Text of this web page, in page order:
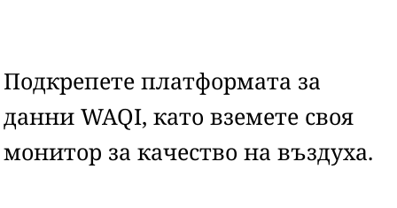
Подкрепете платформата за
данни WAQI, като вземете своя
монитор за качество на въздуха.